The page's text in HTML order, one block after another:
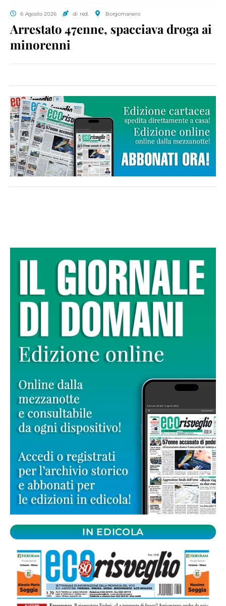
6 Agosto 2026 di red. Borgomanero
Arrestato 47enne, spacciava droga ai
minorenni
IN EDICOLA